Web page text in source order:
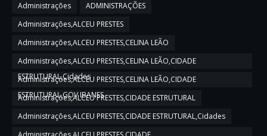
Administrações
ADMINISTRAÇÕES
Administrações,ALCEU PRESTES
Administrações,ALCEU PRESTES,CELINA LEÃO
Administrações,ALCEU PRESTES,CELINA LEÃO,CIDADE
ESTRUTURAL,Cidades
Administrações,ALCEU PRESTES,CELINA LEÃO,CIDADE
ESTRUTURAL,GOV IBANES
Administrações,ALCEU PRESTES,CIDADE ESTRUTURAL
Administrações,ALCEU PRESTES,CIDADE ESTRUTURAL,Cidades